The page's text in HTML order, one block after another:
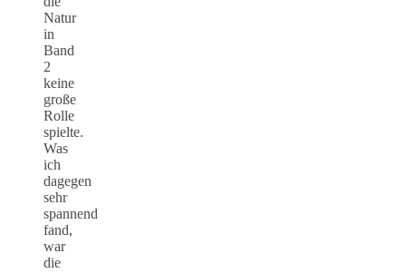
Natur
in
Band
2
keine
große
Rolle
spielte.
Was
ich
dagegen
sehr
spannend
fand,
war
die